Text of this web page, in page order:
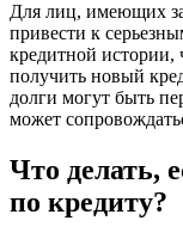
Для лиц, имеющих
привести к
кредитной истории,
получить новый
долги могут быть
может
Что делать,
по кредиту?